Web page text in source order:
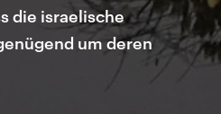
die israelische
um deren